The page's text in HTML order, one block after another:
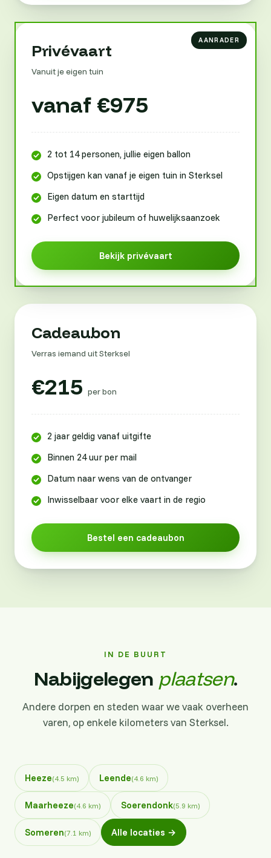
Privévaart
Vanuit je eigen tuin
vanaf €975
2 tot 14 personen, jullie eigen ballon
Opstijgen kan vanaf je eigen tuin in Sterksel
Eigen datum en starttijd
Perfect voor jubileum of huwelijksaanzoek
Bekijk privévaart
Cadeaubon
Verras iemand uit Sterksel
€215 per bon
2 jaar geldig vanaf uitgifte
Binnen 24 uur per mail
Datum naar wens van de ontvanger
Inwisselbaar voor elke vaart in de regio
Bestel een cadeaubon
IN DE BUURT
Nabijgelegen plaatsen.
Andere dorpen en steden waar we vaak overheen
varen, op enkele kilometers van Sterksel.
Heeze(4.5 km) Leende(4.6 km)
Maarheeze(4.6 km) Soerendonk(5.9 km)
Someren(7.1 km) Alle locaties →